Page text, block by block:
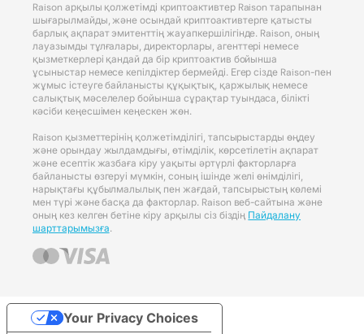
Raison арқылы қолжетімді криптоактивтер Raison тарапынан
шығарылмайды, және осындай криптоактивтерге қатысты
барлық ақпарат эмитенттің жауапкершілігінде. Raison, оның
лауазымды тұлғалары, директорлары, агенттері немесе
қызметкерлері қандай да бір криптоактив бойынша
ұсыныстар немесе кепілдіктер бермейді. Егер сізде Raison-пен
жұмыс істеуге байланысты құқықтық, қаржылық немесе
салықтық мәселелер бойынша сұрақтар туындаса, білікті
кәсіби кеңесшімен кеңескен жөн.
Raison қызметтерінің қолжетімділігі, тапсырыстарды өңдеу
және орындау жылдамдығы, өтімділік, көрсетілетін ақпарат
және есептік жазбаға кіру уақыты әртүрлі факторларға
байланысты өзгеруі мүмкін, соның ішінде желі өнімділігі,
нарықтағы құбылмалылық пен жағдай, тапсырыстың көлемі
мен түрі және басқа да факторлар. Raison веб-сайтына және
оның кез келген бетіне кіру арқылы сіз біздің Пайдалану
шарттарымызға.
Your Privacy Choices